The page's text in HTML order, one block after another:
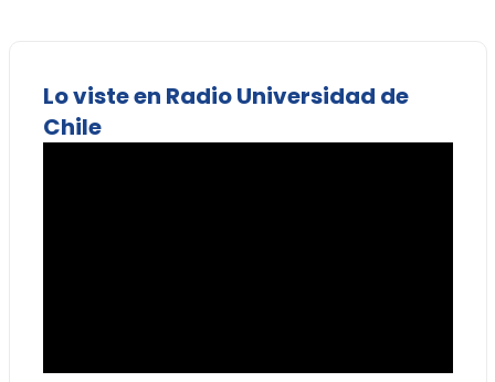
Lo viste en Radio Universidad de
Chile